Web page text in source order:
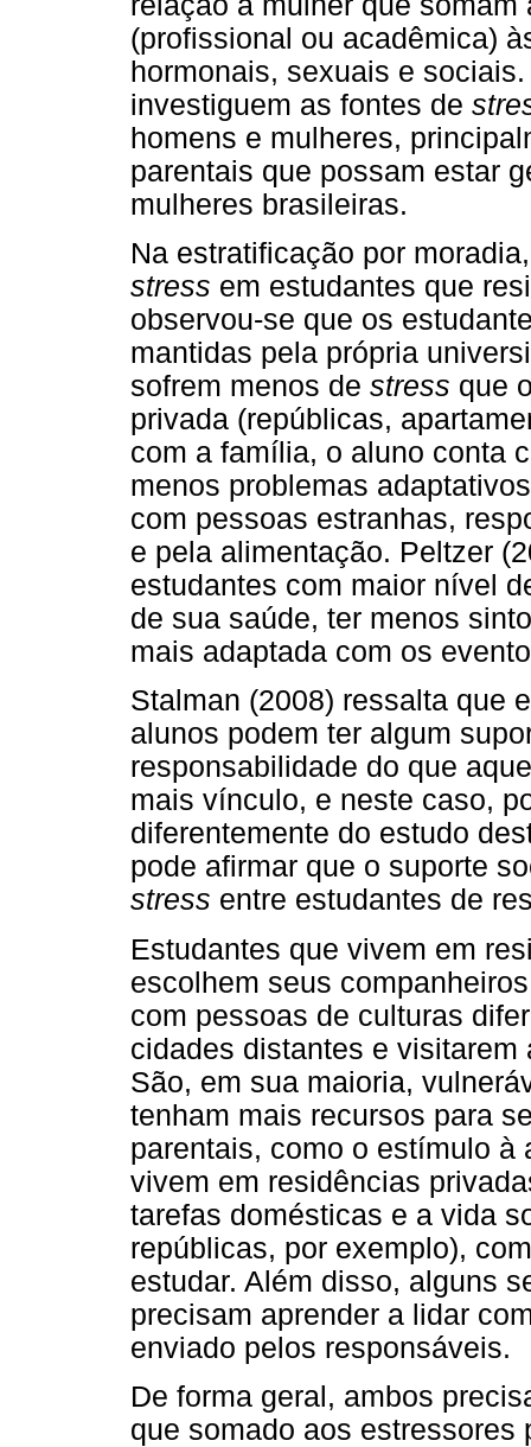
(profissional ou acadêmica)
hormonais, sexuais e
investiguem as fontes de
homens e mulheres,
parentais que possam estar
mulheres brasileiras.
Na estratificação por
stress em estudantes que
observou-se que os
mantidas pela própria
sofrem menos de stress que
privada (repúblicas,
com a família, o aluno conta
menos problemas
com pessoas estranhas,
e pela alimentação. Peltzer
estudantes com maior nível
de sua saúde, ter menos
mais adaptada com os
Stalman (2008) ressalta que
alunos podem ter algum
responsabilidade do que
mais vínculo, e neste caso,
diferentemente do estudo
pode afirmar que o suporte
stress entre estudantes de
Estudantes que vivem em
escolhem seus
com pessoas de culturas
cidades distantes e
São, em sua maioria,
tenham mais recursos para
parentais, como o estímulo à
vivem em residências
tarefas domésticas e a vida
repúblicas, por exemplo),
estudar. Além disso, alguns
precisam aprender a lidar
enviado pelos responsáveis.
De forma geral, ambos
que somado aos estressores